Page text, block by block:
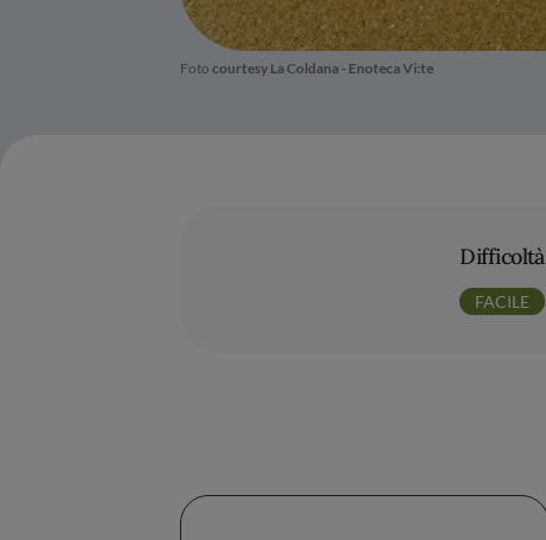
Foto courtesy La Coldana- Enoteca Vi:te
Difficoltà
FACILE